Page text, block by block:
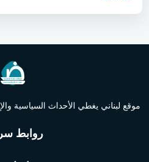
موقع لبناني يغطي الأحداث السياسية
روابط